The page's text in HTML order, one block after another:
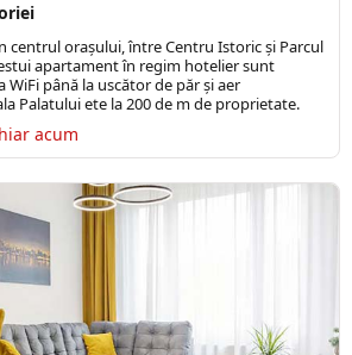
centrul orașului, între Centru Istoric și Parcul
apartament în regim hotelier sunt
până la uscător de păr și aer
Palatului ete la 200 de m de proprietate.
acum